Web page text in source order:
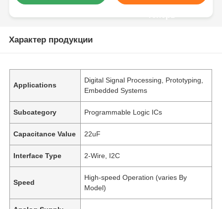
Характер продукции
Applications
Digital Signal Processing, Prototyping,
Embedded Systems
Subcategory Programmable Logic ICs
Capacitance Value 22uF
Interface Type 2-Wire, I2C
Speed
High-speed Operation (varies By
Model)